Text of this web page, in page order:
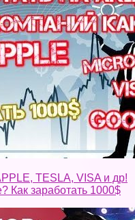
TESLA, VISA и др!
Как заработать 1000$